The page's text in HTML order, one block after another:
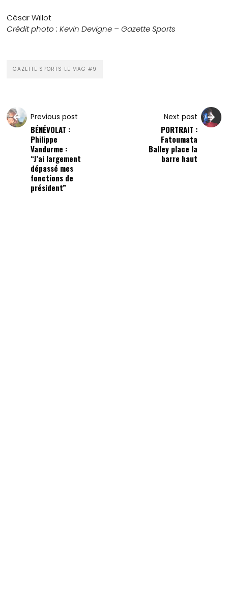
César Willot
Crédit photo : Kevin Devigne – Gazette Sports
GAZETTE SPORTS LE MAG #9
Previous post
BÉNÉVOLAT :
Philippe
Vandurme :
“J’ai largement
dépassé mes
fonctions de
président”
Next post
PORTRAIT :
Fatoumata
Balley place la
barre haut